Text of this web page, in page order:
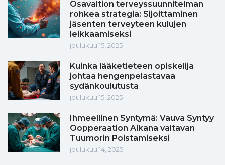
Osavaltion terveyssuunnitelman
rohkea strategia: Sijoittaminen
jäsenten terveyteen kulujen
leikkaamiseksi
joulukuu 15, 2025
Kuinka lääketieteen opiskelija
johtaa hengenpelastavaa
sydänkoulutusta
joulukuu 15, 2025
Ihmeellinen Syntymä: Vauva Syntyy
Oopperaation Aikana valtavan
Tuumorin Poistamiseksi
joulukuu 14, 2025